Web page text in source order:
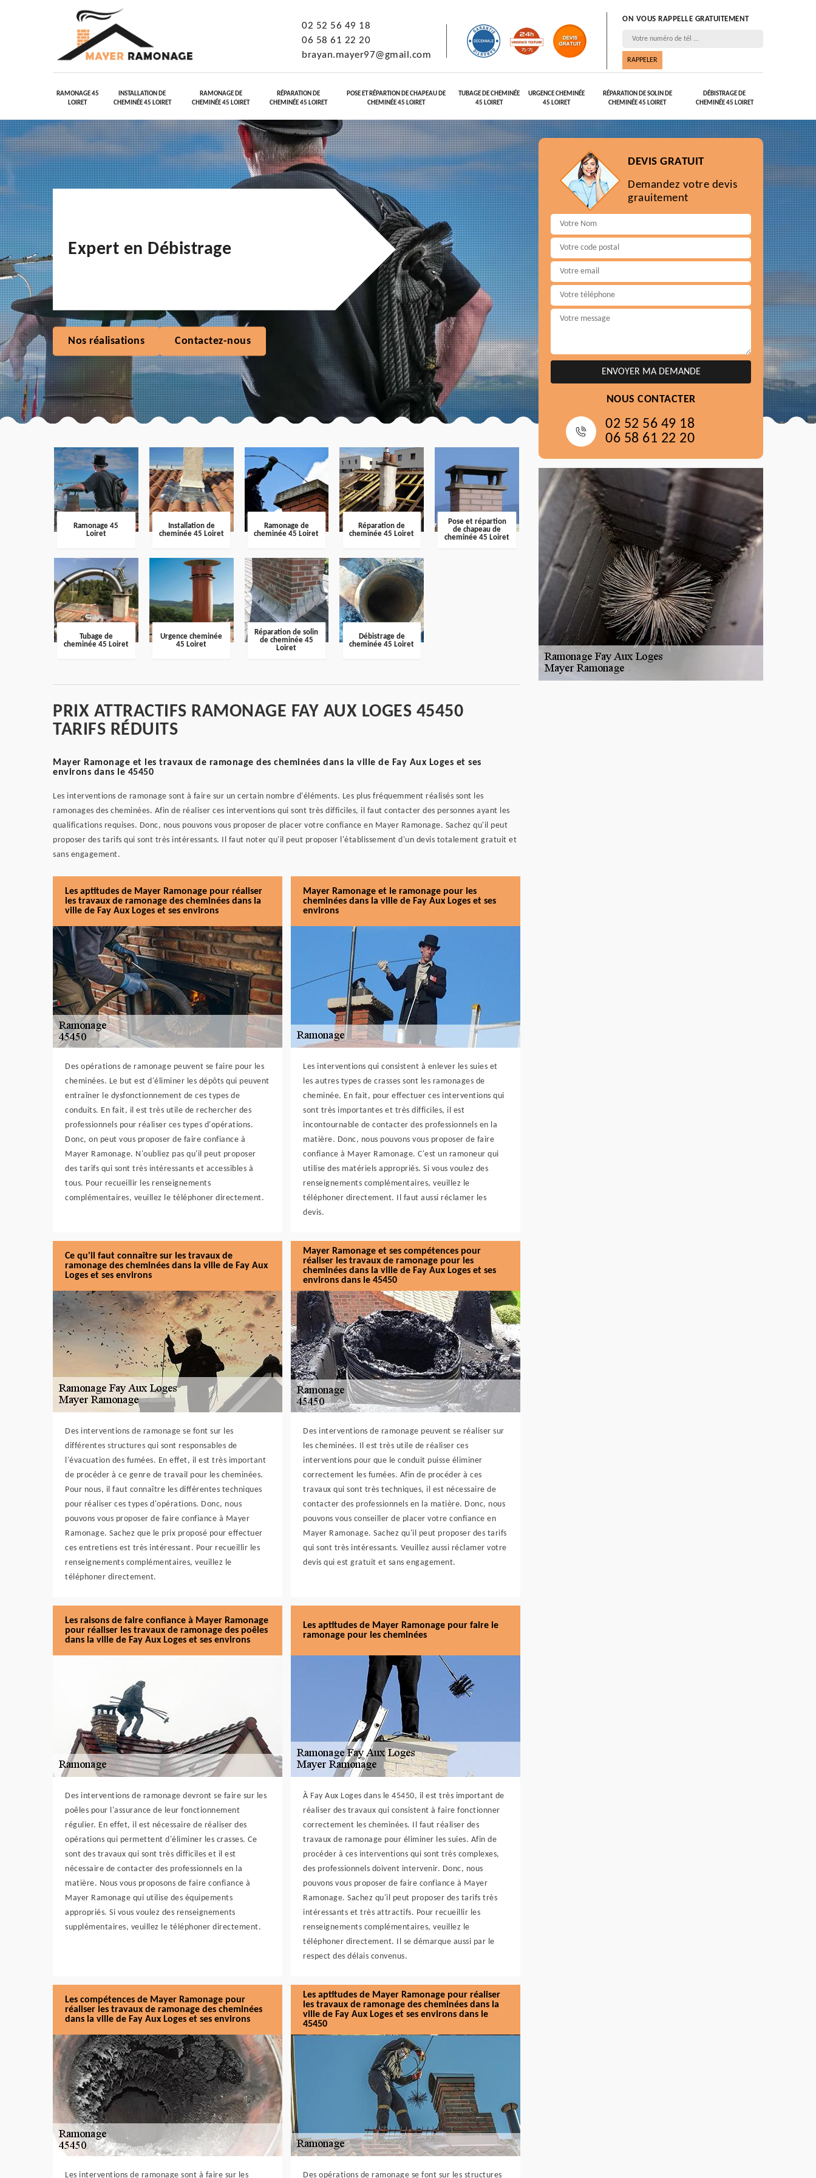
02 52 56 49 18
06 58 61 22 20
brayan.mayer97@gmail.com
ON VOUS RAPPELLE GRATUITEMENT
RAMONAGE 45
LOIRET
INSTALLATION DE
CHEMINÉE 45 LOIRET
RAMONAGE DE
CHEMINÉE 45 LOIRET
RÉPARATION DE
CHEMINÉE 45 LOIRET
POSE ET RÉPARTION DE CHAPEAU DE
CHEMINÉE 45 LOIRET
TUBAGE DE CHEMINÉE
45 LOIRET
URGENCE CHEMINÉE
45 LOIRET
RÉPARATION DE SOLIN DE
CHEMINÉE 45 LOIRET
DÉBISTRAGE DE
CHEMINÉE 45 LOIRET
Expert en Débistrage
Nos réalisations Contactez-nous
Ramonage 45
Loiret
Installation de
cheminée 45 Loiret
Ramonage de
cheminée 45 Loiret
Réparation de
cheminée 45 Loiret
Pose et répartion
de chapeau de
cheminée 45 Loiret
Tubage de
cheminée 45 Loiret
Urgence cheminée
45 Loiret
Réparation de solin
de cheminée 45
Loiret
Débistrage de
cheminée 45 Loiret
PRIX ATTRACTIFS RAMONAGE FAY AUX LOGES 45450
TARIFS RÉDUITS
Mayer Ramonage et les travaux de ramonage des cheminées dans la ville de Fay Aux Loges et ses
environs dans le 45450
Les interventions de ramonage sont à faire sur un certain nombre d'éléments. Les plus fréquemment réalisés sont les
ramonages des cheminées. Afin de réaliser ces interventions qui sont très difficiles, il faut contacter des personnes ayant les
qualifications requises. Donc, nous pouvons vous proposer de placer votre confiance en Mayer Ramonage. Sachez qu'il peut
proposer des tarifs qui sont très intéressants. Il faut noter qu'il peut proposer l'établissement d'un devis totalement gratuit et
sans engagement.
Les aptitudes de Mayer Ramonage pour réaliser
les travaux de ramonage des cheminées dans la
ville de Fay Aux Loges et ses environs
Des opérations de ramonage peuvent se faire pour les
cheminées. Le but est d'éliminer les dépôts qui peuvent
entraîner le dysfonctionnement de ces types de
conduits. En fait, il est très utile de rechercher des
professionnels pour réaliser ces types d'opérations.
Donc, on peut vous proposer de faire confiance à
Mayer Ramonage. N'oubliez pas qu'il peut proposer
des tarifs qui sont très intéressants et accessibles à
tous. Pour recueillir les renseignements
complémentaires, veuillez le téléphoner directement.
Mayer Ramonage et le ramonage pour les
cheminées dans la ville de Fay Aux Loges et ses
environs
Les interventions qui consistent à enlever les suies et
les autres types de crasses sont les ramonages de
cheminée. En fait, pour effectuer ces interventions qui
sont très importantes et très difficiles, il est
incontournable de contacter des professionnels en la
matière. Donc, nous pouvons vous proposer de faire
confiance à Mayer Ramonage. C'est un ramoneur qui
utilise des matériels appropriés. Si vous voulez des
renseignements complémentaires, veuillez le
téléphoner directement. Il faut aussi réclamer les
devis.
Ce qu'il faut connaître sur les travaux de
ramonage des cheminées dans la ville de Fay Aux
Loges et ses environs
Des interventions de ramonage se font sur les
différentes structures qui sont responsables de
l'évacuation des fumées. En effet, il est très important
de procéder à ce genre de travail pour les cheminées.
Pour nous, il faut connaître les différentes techniques
pour réaliser ces types d'opérations. Donc, nous
pouvons vous proposer de faire confiance à Mayer
Ramonage. Sachez que le prix proposé pour effectuer
ces entretiens est très intéressant. Pour recueillir les
renseignements complémentaires, veuillez le
téléphoner directement.
Mayer Ramonage et ses compétences pour
réaliser les travaux de ramonage pour les
cheminées dans la ville de Fay Aux Loges et ses
environs dans le 45450
Des interventions de ramonage peuvent se réaliser sur
les cheminées. Il est très utile de réaliser ces
interventions pour que le conduit puisse éliminer
correctement les fumées. Afin de procéder à ces
travaux qui sont très techniques, il est nécessaire de
contacter des professionnels en la matière. Donc, nous
pouvons vous conseiller de placer votre confiance en
Mayer Ramonage. Sachez qu'il peut proposer des tarifs
qui sont très intéressants. Veuillez aussi réclamer votre
devis qui est gratuit et sans engagement.
Les raisons de faire confiance à Mayer Ramonage
pour réaliser les travaux de ramonage des poêles
dans la ville de Fay Aux Loges et ses environs
Des interventions de ramonage devront se faire sur les
poêles pour l'assurance de leur fonctionnement
régulier. En effet, il est nécessaire de réaliser des
opérations qui permettent d'éliminer les crasses. Ce
sont des travaux qui sont très difficiles et il est
nécessaire de contacter des professionnels en la
matière. Nous vous proposons de faire confiance à
Mayer Ramonage qui utilise des équipements
appropriés. Si vous voulez des renseignements
supplémentaires, veuillez le téléphoner directement.
Les aptitudes de Mayer Ramonage pour faire le
ramonage pour les cheminées
À Fay Aux Loges dans le 45450, il est très important de
réaliser des travaux qui consistent à faire fonctionner
correctement les cheminées. Il faut réaliser des
travaux de ramonage pour éliminer les suies. Afin de
procéder à ces interventions qui sont très complexes,
des professionnels doivent intervenir. Donc, nous
pouvons vous proposer de faire confiance à Mayer
Ramonage. Sachez qu'il peut proposer des tarifs très
intéressants et très attractifs. Pour recueillir les
renseignements complémentaires, veuillez le
téléphoner directement. Il se démarque aussi par le
respect des délais convenus.
Les compétences de Mayer Ramonage pour
réaliser les travaux de ramonage des cheminées
dans la ville de Fay Aux Loges et ses environs
Les interventions de ramonage sont à faire sur les
Les aptitudes de Mayer Ramonage pour réaliser
les travaux de ramonage des cheminées dans la
ville de Fay Aux Loges et ses environs dans le
45450
Des opérations de ramonage se font sur les structures
DEVIS GRATUIT
Demandez votre devis
grauitement
NOUS CONTACTER
02 52 56 49 18
06 58 61 22 20